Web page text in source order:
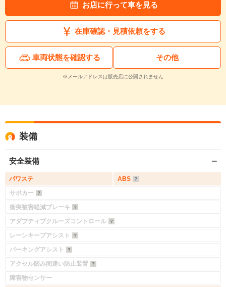
お店に行って車を見る
在庫確認・見積依頼をする
車両状態を確認する その他
※メールアドレスは販売店に公開されません
装備
安全装備
パワステ
ABS
サポカー
衝突被害軽減ブレーキ
アダプティブクルーズコントロール
レーンキープアシスト
パーキングアシスト
アクセル踏み間違い防止装置
障害物センサー